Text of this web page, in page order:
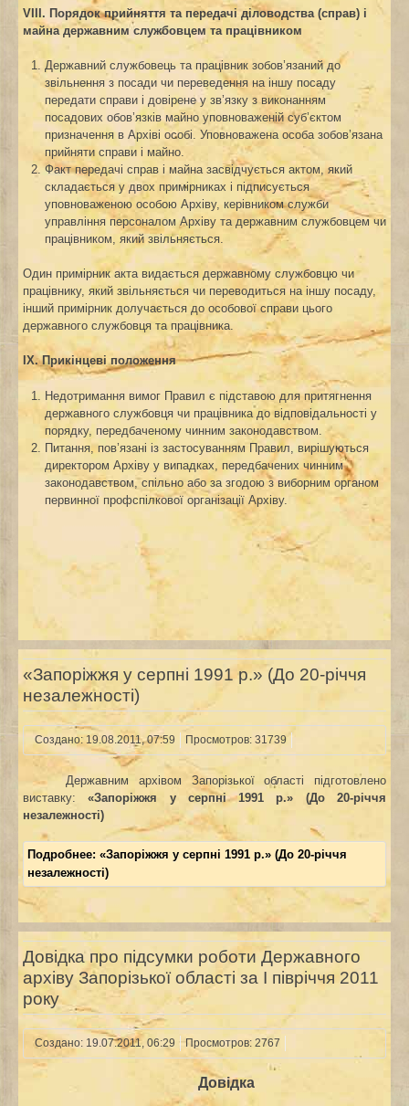
VIІI. Порядок прийняття та передачі діловодства (справ) і
майна державним службовцем та працівником
Державний службовець та працівник зобов’язаний до
звільнення з посади чи переведення на іншу посаду
передати справи і довірене у зв’язку з виконанням
посадових обов’язків майно уповноваженій суб’єктом
призначення в Архіві особі. Уповноважена особа зобов’язана
прийняти справи і майно.
Факт передачі справ і майна засвідчується актом, який
складається у двох примірниках і підписується
уповноваженою особою Архіву, керівником служби
управління персоналом Архіву та державним службовцем чи
працівником, який звільняється.
Один примірник акта видається державному службовцю чи
працівнику, який звільняється чи переводиться на іншу посаду,
інший примірник долучається до особової справи цього
державного службовця та працівника.
ІХ. Прикінцеві положення
Недотримання вимог Правил є підставою для притягнення
державного службовця чи працівника до відповідальності у
порядку, передбаченому чинним законодавством.
Питання, пов’язані із застосуванням Правил, вирішуються
директором Архіву у випадках, передбачених чинним
законодавством, спільно або за згодою з виборним органом
первинної профспілкової організації Архіву.
«Запоріжжя у серпні 1991 р.» (До 20-річчя
незалежності)
Создано: 19.08.2011, 07:59 Просмотров: 31739
Державним архівом Запорізької області підготовлено
виставку:«Запоріжжя у серпні 1991 р.» (До 20-річчя
незалежності)
Подробнее: «Запоріжжя у серпні 1991 р.» (До 20-річчя
незалежності)
Довідка про підсумки роботи Державного
архіву Запорізької області за І півріччя 2011
року
Создано: 19.07.2011, 06:29 Просмотров: 2767
Довідка